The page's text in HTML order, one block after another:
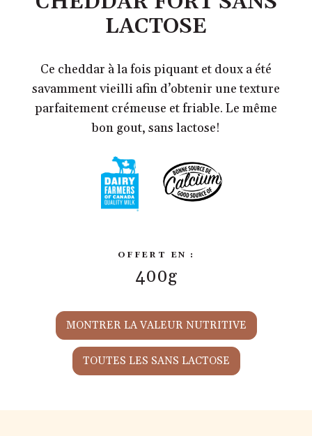
LACTOSE
Ce cheddar à la fois piquant et doux a été
savamment vieilli afin d’obtenir une texture
parfaitement crémeuse et friable. Le même
bon gout, sans lactose!
OFFERT EN :
400g
MONTRER LA VALEUR NUTRITIVE
TOUTES LES SANS LACTOSE